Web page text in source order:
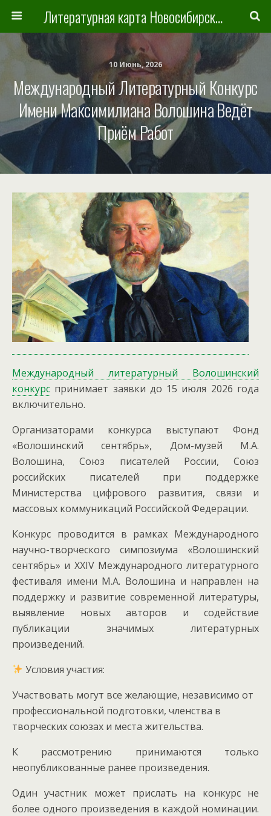
Литературная карта Новосибирска и Новосибирской области
10 Июнь, 2026
Международный Литературный Конкурс
Имени Максимилиана Волошина Ведёт
Приём Работ
Международный литературный Волошинский
конкурс принимает заявки до 15 июля 2026 года
включительно.
Организаторами конкурса выступают Фонд
«Волошинский сентябрь», Дом-музей М.А.
Волошина, Союз писателей России, Союз
российских писателей при поддержке
Министерства цифрового развития, связи и
массовых коммуникаций Российской Федерации.
Конкурс проводится в рамках Международного
научно-творческого симпозиума «Волошинский
сентябрь» и XXIV Международного литературного
фестиваля имени М.А. Волошина и направлен на
поддержку и развитие современной литературы,
выявление новых авторов и содействие
публикации значимых литературных
произведений.
Условия участия:
Участвовать могут все желающие, независимо от
профессиональной подготовки, членства в
творческих союзах и места жительства.
К рассмотрению принимаются только
неопубликованные ранее произведения.
Один участник может прислать на конкурс не
более одного произведения в каждой номинации.